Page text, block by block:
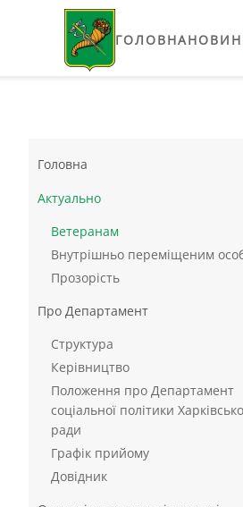
Skip to main content
ГОЛОВНА
Головна
Актуально
Ветеранам
Внутрішньо переміщеним
Прозорість
Про Департамент
Структура
Керівництво
Положення про Департамент
соціальної політики
ради
Графік прийому
Довідник